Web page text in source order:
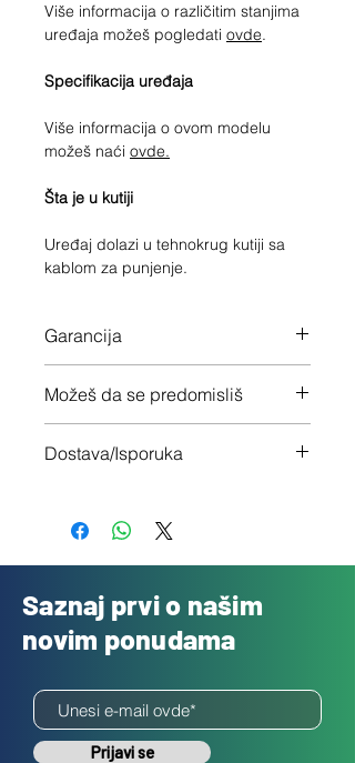
Više informacija o različitim stanjima
uređaja možeš pogledati ovde.
Specifikacija uređaja
Više informacija o ovom modelu
možeš naći ovde.
Šta je u kutiji
Uređaj dolazi u tehnokrug kutiji sa
kablom za punjenje.
Garancija
Možeš da se predomisliš
nisi zadovoljan
Dostava/Isporuka
Saznaj prvi o našim
novim ponudama
Prijavi se